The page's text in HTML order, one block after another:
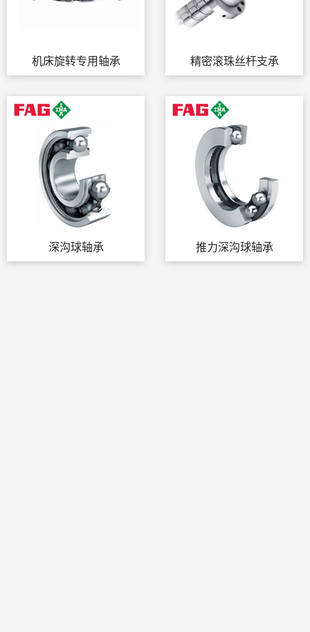
机床旋转专用轴承 精密滚珠丝杆支承
深沟球轴承 推力深沟球轴承